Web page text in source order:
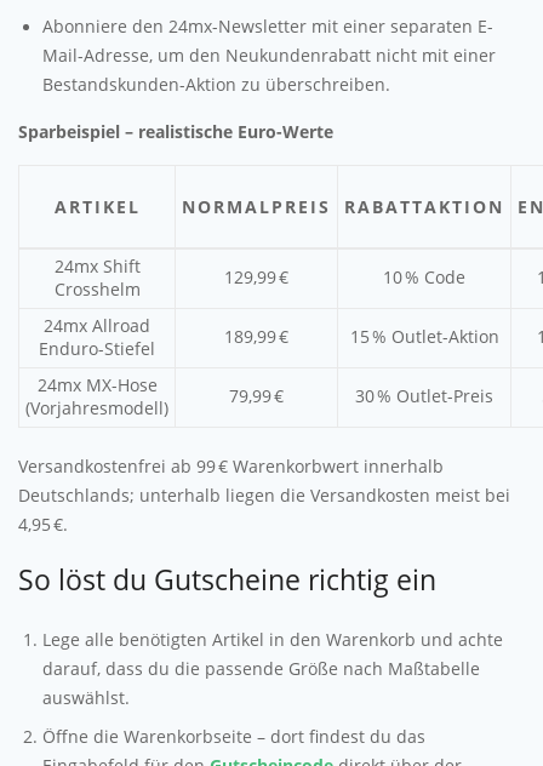
Abonniere den 24mx-Newsletter mit einer separaten E-
Mail-Adresse, um den Neukundenrabatt nicht mit einer
Bestandskunden-Aktion zu überschreiben.
Sparbeispiel – realistische Euro-Werte
ARTIKEL NORMALPREIS RABATTAKTION
24mx Shift
Crosshelm
129,99 € 10 % Code
24mx Allroad
Enduro-Stiefel
189,99 € 15 % Outlet-Aktion
24mx MX-Hose
(Vorjahresmodell)
79,99 € 30 % Outlet-Preis
Versandkostenfrei ab 99 € Warenkorbwert innerhalb
Deutschlands; unterhalb liegen die Versandkosten meist bei
4,95 €.
So löst du Gutscheine richtig ein
Lege alle benötigten Artikel in den Warenkorb und achte
darauf, dass du die passende Größe nach Maßtabelle
auswählst.
Öffne die Warenkorbseite – dort findest du das